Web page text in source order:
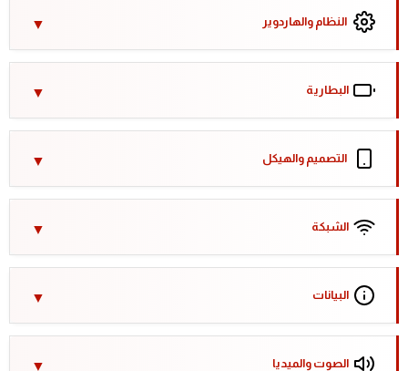
النظام والهاردوير
البطارية
التصميم والهيكل
الشبكة
البيانات
الصوت والميديا